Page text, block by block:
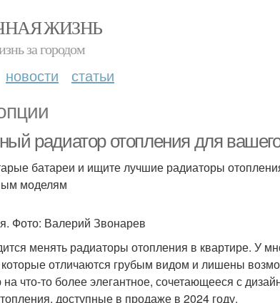
ЖИЗНЬ
за городом
новости статьи
радиатор отопления для
батареи и ищите лучшие радиаторы
моделям
Фото: Валерий Звонарев
менять радиаторы отопления в квартире. У
которые отличаются грубым видом и лишены
на что-то более элегантное, сочетающееся с
доступные в продаже в 2024 году.